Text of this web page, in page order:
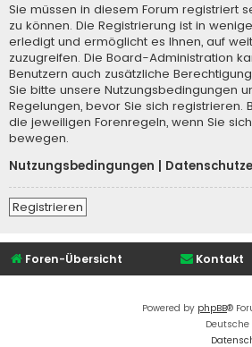
Sie müssen in diesem Forum registriert
zu können. Die Registrierung ist in
erledigt und ermöglicht es Ihnen, auf
zuzugreifen. Die Board-Administration
Benutzern auch zusätzliche
Sie bitte unsere Nutzungsbedingungen
Regelungen, bevor Sie sich registrieren.
die jeweiligen Forenregeln, wenn Sie
bewegen.
Nutzungsbedingungen
Registrieren
Foren-Übersicht Kontakt
Powered by phpBB®